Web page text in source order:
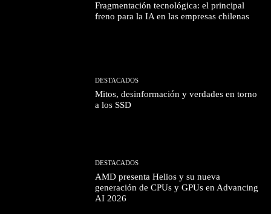
Fragmentación tecnológica: el principal
freno para la IA en las empresas chilenas
DESTACADOS
Mitos, desinformación y verdades en torno
a los SSD
DESTACADOS
AMD presenta Helios y su nueva
generación de CPUs y GPUs en Advancing
AI 2026